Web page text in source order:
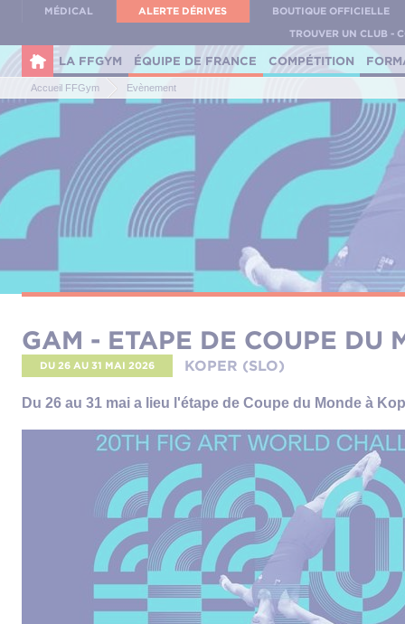
MÉDICAL ALERTE DÉRIVES BOUTIQUE OFFICIELLE
TROUVER UN CLUB -
LA FFGYM ÉQUIPE DE FRANCE COMPÉTITION
Accueil FFGym Evènement
GAM - ETAPE DE COUPE DU
DU 26 AU 31 MAI 2026 KOPER (SLO)
Du 26 au 31 mai a lieu l'étape de Coupe du Monde à
Panneau de gestion des cookies